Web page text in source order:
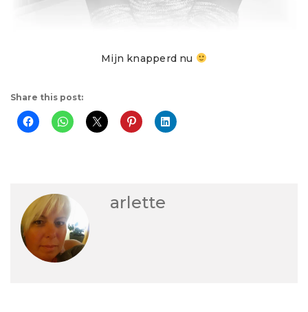
Mijn knapperd nu
Share this post:
arlette